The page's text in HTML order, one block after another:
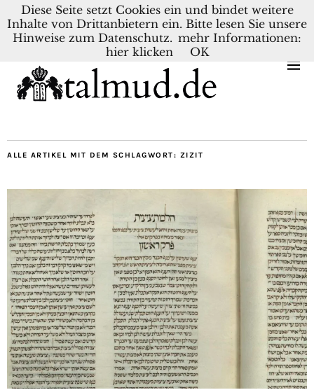
KONTAKT BLOG DEUTSCH NEDERLANDS
ALLE ARTIKEL MIT DEM SCHLAGWORT: ZIZIT
Diese Seite setzt Cookies ein und bindet weitere
Inhalte von Drittanbietern ein. Bitte lesen Sie unsere
Hinweise zum Datenschutz. mehr Informationen:
hier klicken
OK